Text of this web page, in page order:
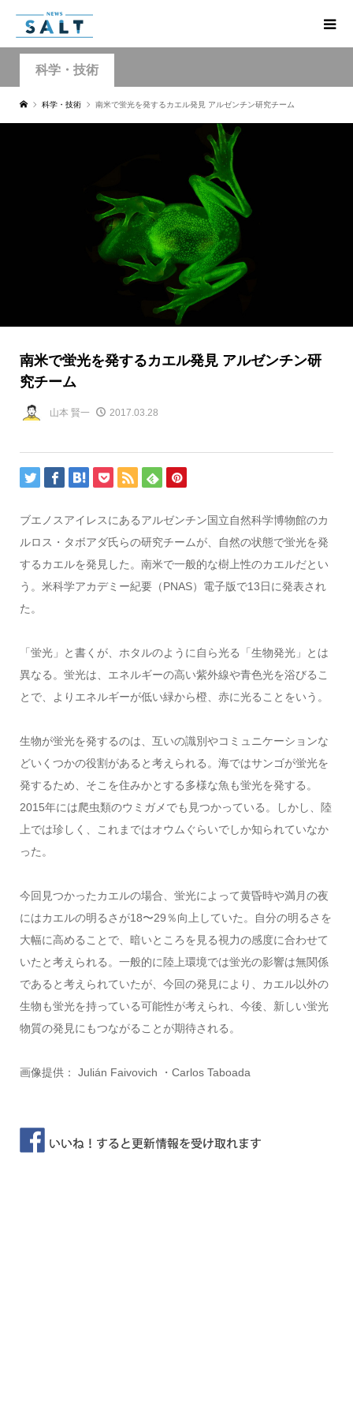
科学・技術
科学・技術 南米で蛍光を発するカエル発見 アルゼンチン研究チーム
南米で蛍光を発するカエル発見 アルゼンチン研
究チーム
山本 賢一 2017.03.28
ブエノスアイレスにあるアルゼンチン国立自然科学博物館のカ
ルロス・タボアダ氏らの研究チームが、自然の状態で蛍光を発
するカエルを発見した。南米で一般的な樹上性のカエルだとい
う。米科学アカデミー紀要（PNAS）電子版で13日に発表され
た。
「蛍光」と書くが、ホタルのように自ら光る「生物発光」とは
異なる。蛍光は、エネルギーの高い紫外線や青色光を浴びるこ
とで、よりエネルギーが低い緑から橙、赤に光ることをいう。
生物が蛍光を発するのは、互いの識別やコミュニケーションな
どいくつかの役割があると考えられる。海ではサンゴが蛍光を
発するため、そこを住みかとする多様な魚も蛍光を発する。
2015年には爬虫類のウミガメでも見つかっている。しかし、陸
上では珍しく、これまではオウムぐらいでしか知られていなか
った。
今回見つかったカエルの場合、蛍光によって黄昏時や満月の夜
にはカエルの明るさが18〜29％向上していた。自分の明るさを
大幅に高めることで、暗いところを見る視力の感度に合わせて
いたと考えられる。一般的に陸上環境では蛍光の影響は無関係
であると考えられていたが、今回の発見により、カエル以外の
生物も蛍光を持っている可能性が考えられ、今後、新しい蛍光
物質の発見にもつながることが期待される。
画像提供： Julián Faivovich ・Carlos Taboada